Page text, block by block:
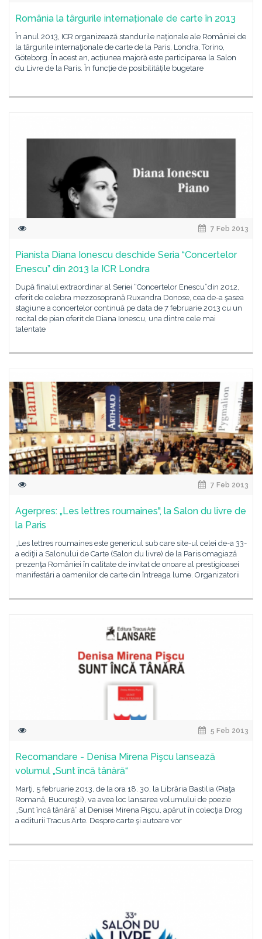
România la târgurile internaționale de carte în 2013
În anul 2013, ICR organizează standurile naţionale ale României de
la târgurile internaţionale de carte de la Paris, Londra, Torino,
Göteborg. În acest an, acțiunea majoră este participarea la Salon
du Livre de la Paris. În funcție de posibilitățile bugetare
7 Feb 2013
Pianista Diana Ionescu deschide Seria “Concertelor
Enescu” din 2013 la ICR Londra
După finalul extraordinar al Seriei “Concertelor Enescu”din 2012,
oferit de celebra mezzosoprană Ruxandra Donose, cea de-a şasea
stagiune a concertelor continuă pe data de 7 februarie 2013 cu un
recital de pian oferit de Diana Ionescu, una dintre cele mai
talentate
7 Feb 2013
Agerpres: „Les lettres roumaines", la Salon du livre de
la Paris
„Les lettres roumaines este genericul sub care site-ul celei de-a 33-
a ediţii a Salonului de Carte (Salon du livre) de la Paris omagiază
prezenţa României în calitate de invitat de onoare al prestigioasei
manifestări a oamenilor de carte din întreaga lume. Organizatorii
5 Feb 2013
Recomandare - Denisa Mirena Pişcu lansează
volumul „Sunt încă tânără“
Marţi, 5 februarie 2013, de la ora 18. 30, la Librăria Bastilia (Piaţa
Romană, Bucureşti), va avea loc lansarea volumului de poezie
„Sunt încă tânără” al Denisei Mirena Pişcu, apărut în colecţia Drog
a editurii Tracus Arte. Despre carte şi autoare vor